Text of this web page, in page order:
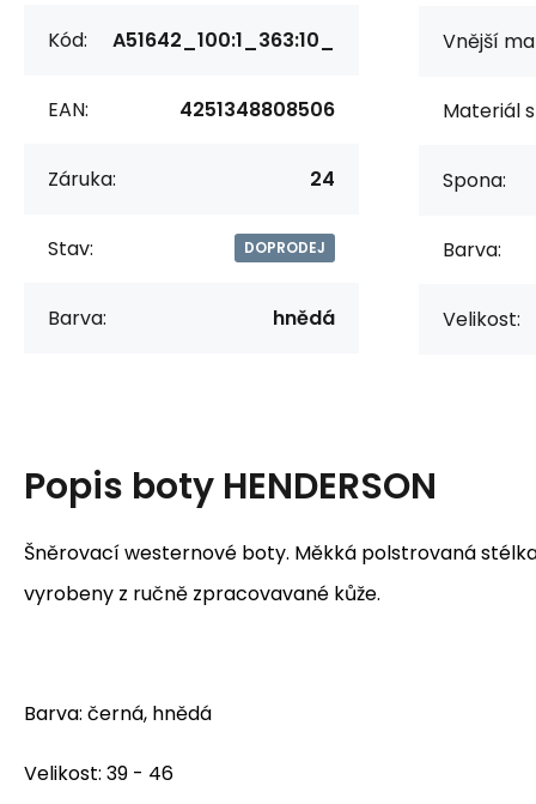
Kód: A51642_100:1_363:10_
EAN: 4251348808506
Záruka: 24
Stav: DOPRODEJ
Barva: hnědá
Vnější
Materiál
Spona:
Barva:
Velikost:
Popis boty HENDERSON
Šněrovací westernové boty. Měkká polstrovaná
vyrobeny z ručně zpracovavané kůže.
Barva: černá, hnědá
Velikost: 39 - 46